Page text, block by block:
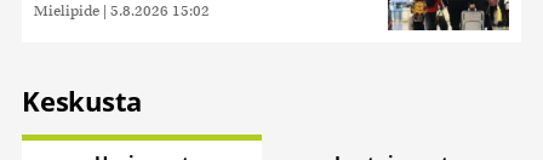
Mielipide | 5.8.2026 15:02
Keskusta